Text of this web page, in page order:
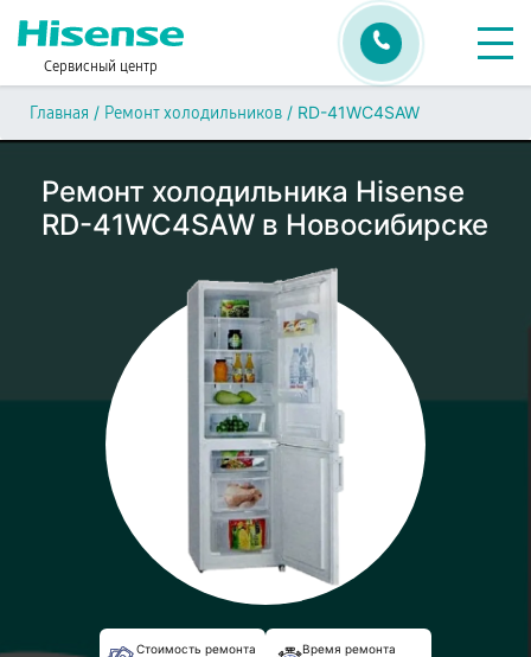
Сервисный центр
Главная / Ремонт холодильников / RD-41WC4SAW
Ремонт холодильника Hisense
RD-41WC4SAW в Новосибирске
Стоимость ремонта Время ремонта